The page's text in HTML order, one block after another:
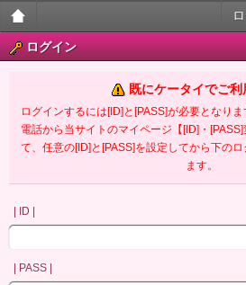
大人
ータ
イ官
ログイン
既にケータイでご利
ログインするには[ID]と[PASS]が必要となり
電話から当サイトのマイページ【[ID]・
て、任意の[ID]と[PASS]を設定してから下の
ます。
| ID |
| PASS |